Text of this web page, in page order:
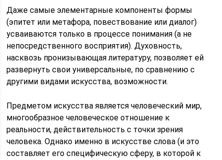
Даже самые элементарные компоненты формы
(эпитет или метафора, повествование или диалог)
усваиваются только в процессе понимания (а не
непосредственного восприятия). Духовность,
насквозь пронизывающая литературу, позволяет ей
развернуть свои универсальные, по сравнению с
другими видами искусства, возможности.
Предметом искусства является человеческий мир,
многообразное человеческое отношение к
реальности, действительность с точки зрения
человека. Однако именно в искусстве слова (и это
составляет его специфическую сферу, в которой к